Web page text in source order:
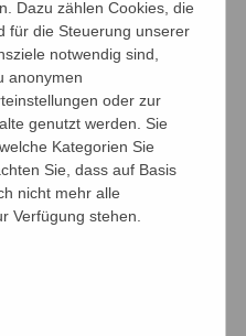
unter Begleitung von
sowie dem
die Reise nach
Carlo Krause,
Lukas Kaiser,
Mansour
MTV Jever)
und gewann
gegen das
Dazu zählen Cookies, die
für die Steuerung unserer
notwendig sind,
anonymen
oder zur
genutzt werden. Sie
Kategorien Sie
Sie, dass auf Basis
nicht mehr alle
Verfügung stehen.